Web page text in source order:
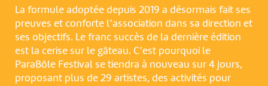
La formule adoptée depuis 2019 a désormais fait ses
preuves et conforte l’association dans sa direction et
ses objectifs. Le franc succès de la dernière édition
est la cerise sur le gâteau. C’est pourquoi le
ParaBôle Festival se tiendra à nouveau sur 4 jours,
proposant plus de 29 artistes, des activités pour